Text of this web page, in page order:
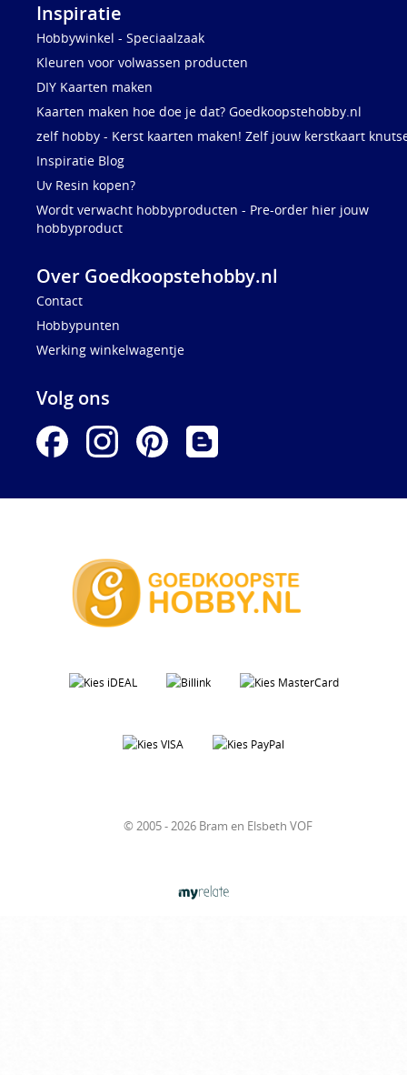
Inspiratie
Hobbywinkel - Speciaalzaak
Kleuren voor volwassen producten
DIY Kaarten maken
Kaarten maken hoe doe je dat? Goedkoopstehobby.nl
zelf hobby - Kerst kaarten maken! Zelf jouw kerstkaart
Inspiratie Blog
Uv Resin kopen?
Wordt verwacht hobbyproducten - Pre-order hier jouw
hobbyproduct
Over Goedkoopstehobby.nl
Contact
Hobbypunten
Werking winkelwagentje
Volg ons
© 2005 - 2026 Bram en Elsbeth VOF